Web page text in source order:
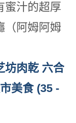
蜜汁的超厚
（阿姆阿姆